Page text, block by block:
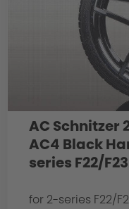
AC Schnitzer
AC4 Black
series F22/F23
for 2-series F22/